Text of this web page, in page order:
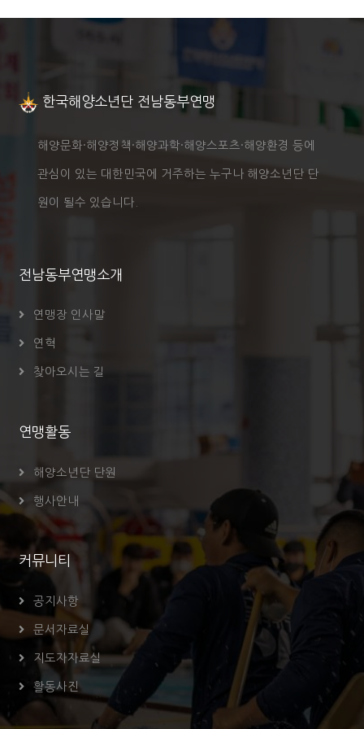
한국해양소년단 전남동부연맹
해양문화·해양정책·해양과학·해양스포츠·해양환경 등에
관심이 있는 대한민국에 거주하는 누구나 해양소년단 단
원이 될수 있습니다.
전남동부연맹소개
연맹장 인사말
연혁
찾아오시는 길
연맹활동
해양소년단 단원
행사안내
커뮤니티
공지사항
문서자료실
지도자자료실
활동사진